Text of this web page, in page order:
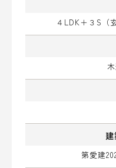
４LDK＋３S（
第愛建